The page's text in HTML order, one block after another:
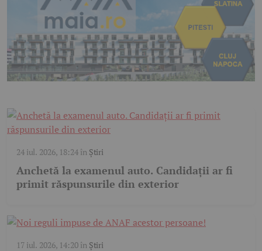
24 iul. 2026, 18:24în Știri
Anchetă la examenul auto. Candidații ar fi
primit răspunsurile din exterior
17 iul. 2026, 14:20în Știri